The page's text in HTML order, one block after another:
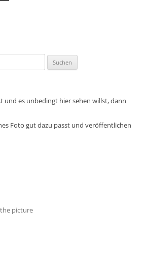
und es unbedingt hier sehen willst, dann
Foto gut dazu passt und veröffentlichen
picture